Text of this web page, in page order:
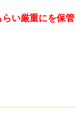
らい厳重にを保管